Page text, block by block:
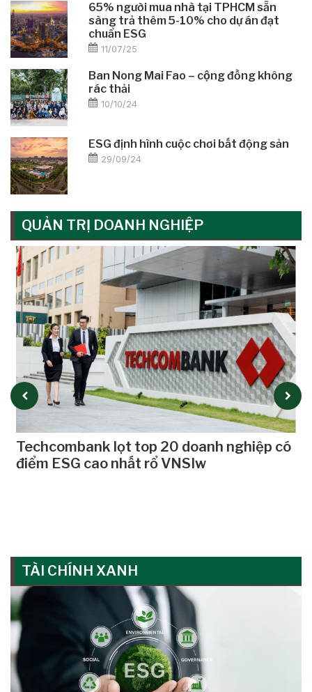
65% người mua nhà tại TPHCM sẵn
sàng trả thêm 5-10% cho dự án đạt
chuẩn ESG
11/07/25
Ban Nong Mai Fao – cộng đồng không
rác thải
10/10/24
ESG định hình cuộc chơi bất động sản
29/09/24
QUẢN TRỊ DOANH NGHIỆP
Techcombank lọt top 20 doanh nghiệp có
điểm ESG cao nhất rổ VNSIw
TÀI CHÍNH XANH